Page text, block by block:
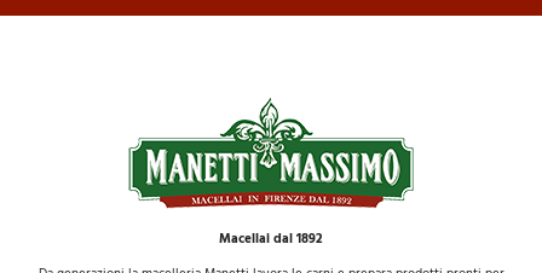
Macellai dal 1892